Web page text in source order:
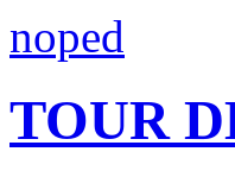
noped
TOUR